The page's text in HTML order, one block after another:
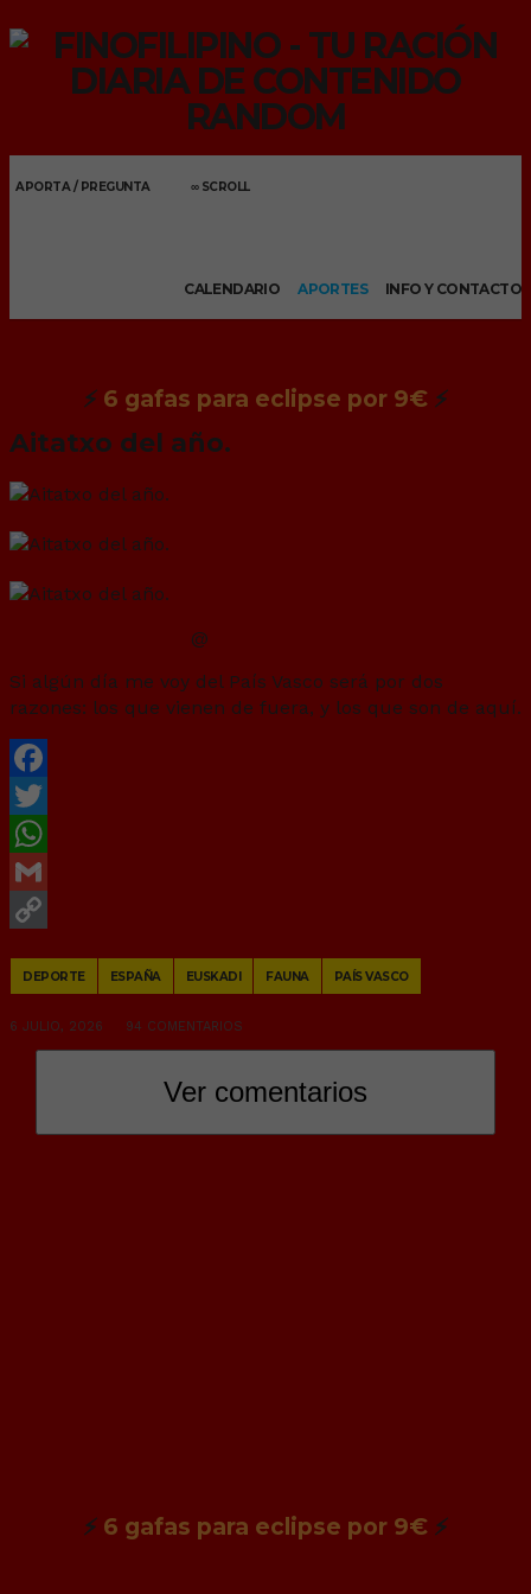
APORTA / PREGUNTA ∞ SCROLL
CALENDARIO APORTES INFO Y CONTACTO
⚡ 6 gafas para eclipse por 9€ ⚡
Aitatxo del año.
@
Si algún día me voy del País Vasco será por dos
razones: los que vienen de fuera, y los que son de aquí.
Facebook
Twitter
WhatsApp
Gmail
Link
DEPORTE ESPAÑA EUSKADI FAUNA PAÍS VASCO
6 JULIO, 2026 94 COMENTARIOS
Ver comentarios
⚡ 6 gafas para eclipse por 9€ ⚡